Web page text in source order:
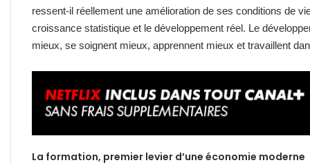
ressent-il réellement une amélioration de ses conditions de
croissance statistique et le développement réel. Le
mieux, se soignent mieux, apprennent mieux et travaillent
La formation, premier levier d’une économie moderne